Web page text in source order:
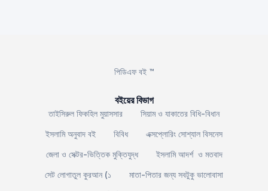
পিডিএফ বই ™
বইয়ের বিভাগ
তাইসিরুল ফিকহিল মুয়াসসার
সিয়াম ও যাকাতের বিধি-বিধান
ইসলামি অনুবাদ বই
বিবিধ
এক্সপ্লোরিং সোশ্যাল বিসনেস
জেলা ও সেক্টর-ভিত্তিক মুক্তিযুদ্ধ
ইসলামি আদর্শ ও মতবাদ
সেট লোগাতুল কুরআন (১
মাতা-পিতার জন্য সবটুকু ভালোবাসা